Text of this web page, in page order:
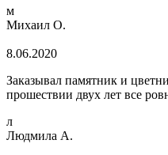
м
Михаил О.
8.06.2020
Заказывал памятник и
прошествии двух лет все
л
Людмила А.